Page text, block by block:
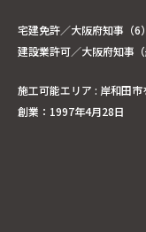
宅建免許／大阪府知事（6
建設業許可／大阪府知事
施工可能エリア : 岸和田
創業：1997年4月28日